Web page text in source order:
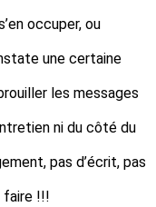
occuper, ou
une certaine
les messages
ni du côté du
pas d’écrit, pas
faire !!!